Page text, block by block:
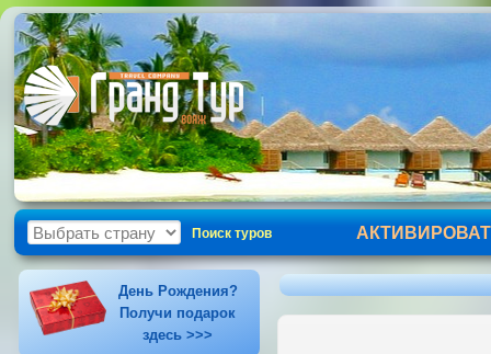
Поиск туров
День Рождения?
Получи подарок
здесь >>>